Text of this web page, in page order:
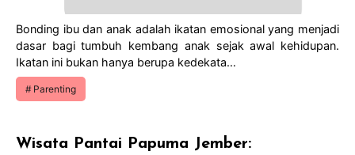
Bonding ibu dan anak adalah ikatan emosional yang menjadi
dasar bagi tumbuh kembang anak sejak awal kehidupan.
Ikatan ini bukan hanya berupa kedekata…
Parenting
Wisata Pantai Papuma Jember: